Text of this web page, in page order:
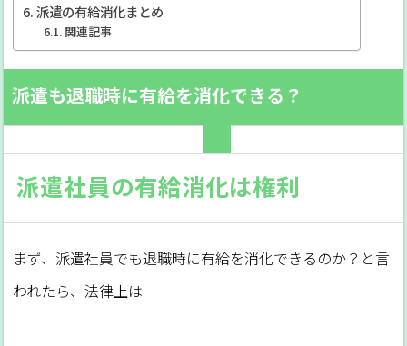
派遣の有給消化まとめ
関連記事
派遣も退職時に有給を消化できる？
派遣社員の有給消化は権利
まず、派遣社員でも退職時に有給を消化できるのか？と言
われたら、法律上は